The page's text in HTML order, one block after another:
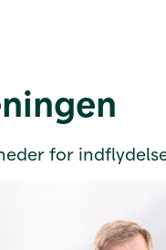
for